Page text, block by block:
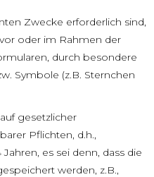
Zwecke erforderlich sind,
oder im Rahmen der
durch besondere
Symbole (z.B. Sternchen
gesetzlicher
Pflichten, d.h.,
es sei denn, dass die
werden, z.B.,